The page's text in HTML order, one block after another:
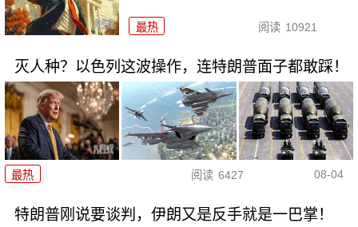
最热 阅读 10921
灭人种？以色列这波操作，连特朗普面子都敢踩！
最热 阅读 6427 08-04
特朗普刚说要谈判，伊朗又是反手就是一巴掌！